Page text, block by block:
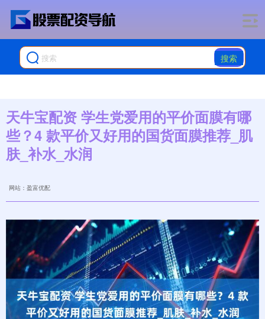
搜索
天牛宝配资 学生党爱用的平价面膜有哪
些？4 款平价又好用的国货面膜推荐_肌
肤_补水_水润
网站：盈富优配